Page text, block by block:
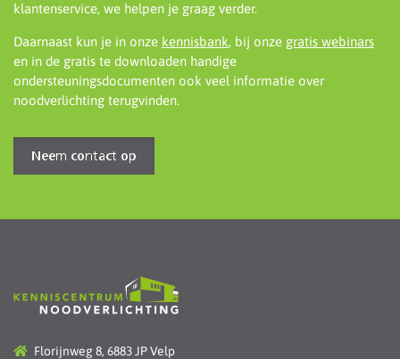
klantenservice, we helpen je graag verder.
Daarnaast kun je in onze kennisbank, bij onze gratis webinars
en in de gratis te downloaden handige
ondersteuningsdocumenten ook veel informatie over
noodverlichting terugvinden.
Neem contact op
Florijnweg 8, 6883 JP Velp